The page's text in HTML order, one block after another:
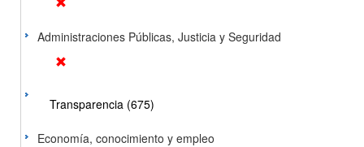
Administraciones Públicas, Justicia y Seguridad
Transparencia (675)
Economía, conocimiento y empleo